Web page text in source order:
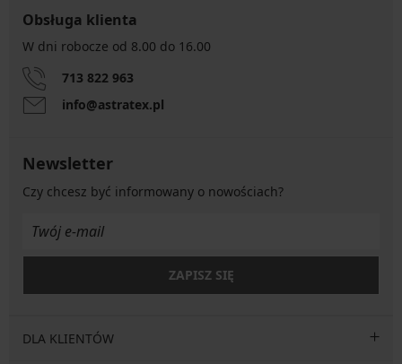
Obsługa klienta
W dni robocze od 8.00 do 16.00
713 822 963
info@astratex.pl
Newsletter
Czy chcesz być informowany o nowościach?
ZAPISZ SIĘ
DLA KLIENTÓW